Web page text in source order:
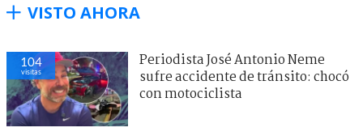
VISTO AHORA
104
visitas
Periodista José Antonio Neme
sufre accidente de tránsito: chocó
con motociclista